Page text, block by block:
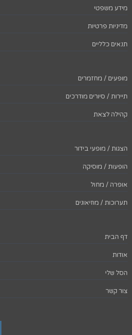
מידע משפטי
מדיניות פרטיות
תנאים כלליים
מופעים / מחזמרים
תיירות / סיורים מודרכים
קהילה לצאת
הצגות / מופעי בידור
הופעות / מוסיקה
אופרה / מחול
תערוכות / מוזיאונים
דף הבית
אודות
הסל שלי
צור קשר